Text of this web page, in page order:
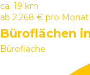
ca. 19 km
ab 2.268 € pro Monat
Büroflächen
Bürofläche